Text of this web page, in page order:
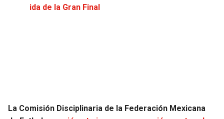
JAGUARS
EAGLES
WIZARDS
SUNS
ida de la Gran Final
La Comisión Disciplinaria de la Federación Mexicana